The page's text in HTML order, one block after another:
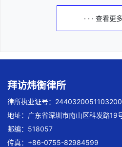
· · · 查看更多
拜访炜衡律所
律所执业证号：
地址：广东省深圳市南山区科发路19
邮编：518057
传真：+86-0755-82984599